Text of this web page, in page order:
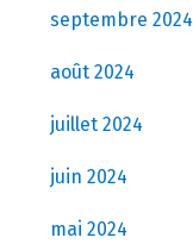
septembre 2024
août 2024
juillet 2024
juin 2024
mai 2024